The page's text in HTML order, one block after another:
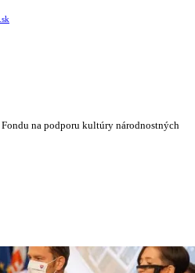
na podporu kultúry národnostných